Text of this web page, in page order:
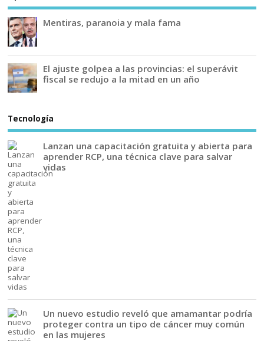
Mentiras, paranoia y mala fama
El ajuste golpea a las provincias: el superávit
fiscal se redujo a la mitad en un año
Tecnología
Lanzan una capacitación gratuita y abierta para
aprender RCP, una técnica clave para salvar
vidas
Un nuevo estudio reveló que amamantar podría
proteger contra un tipo de cáncer muy común
en las mujeres